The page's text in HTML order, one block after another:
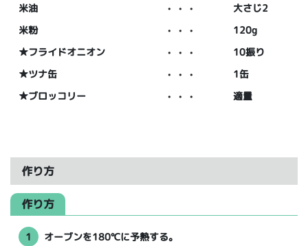
米油
・・・
大さじ2
米粉
・・・
120g
★フライドオニオン
・・・
10振り
★ツナ缶
・・・
1缶
★ブロッコリー
・・・ 適量
作り方
作り方
1 オーブンを180℃に予熱する。